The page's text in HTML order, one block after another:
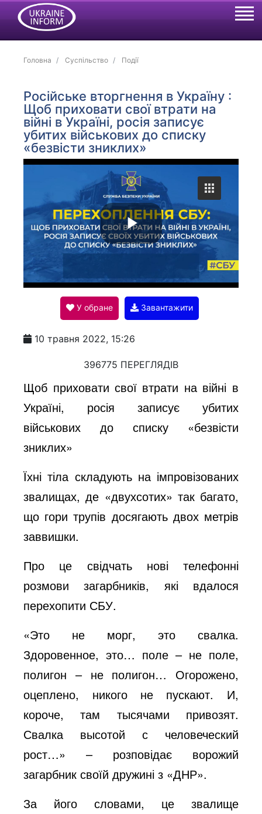
Головна Суспільство Події
Російське вторгнення в Україну :
Щоб приховати свої втрати на
війні в Україні, росія записує
убитих військових до списку
«безвісти зниклих»
P
l
a
y
V
d
e
o
У обране Завантажити
10 травня 2022, 15:26
396775 ПЕРЕГЛЯДІВ
Щоб приховати свої втрати на війні в
Україні, росія записує убитих
військових до списку «безвісти
зниклих»
Їхні тіла складують на імпровізованих
звалищах, де «двухсотих» так багато,
що гори трупів досягають двох метрів
заввишки.
Про це свідчать нові телефонні
розмови загарбників, які вдалося
перехопити СБУ.
«Это не морг, это свалка.
Здоровенное, это… поле – не поле,
полигон – не полигон… Огорожено,
оцеплено, никого не пускают. И,
короче, там тысячами привозят.
Свалка высотой с человеческий
рост…» – розповідає ворожий
загарбник своїй дружині з «ДНР».
За його словами, це звалище